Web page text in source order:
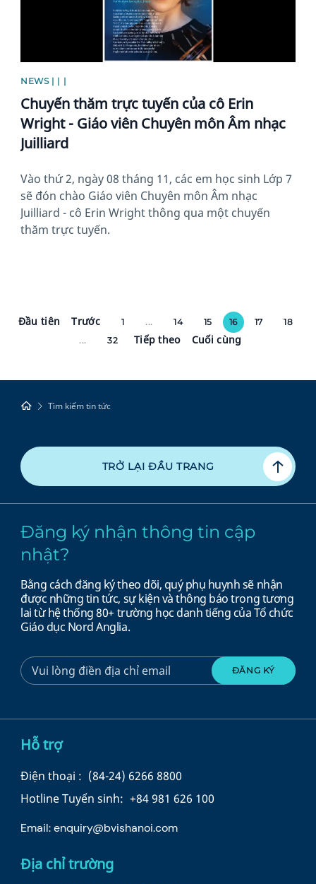
NEWS | | |
Chuyến thăm trực tuyến của cô Erin
Wright - Giáo viên Chuyên môn Âm nhạc
Juilliard
Vào thứ 2, ngày 08 tháng 11, các em học sinh Lớp 7
sẽ đón chào Giáo viên Chuyên môn Âm nhạc
Juilliard - cô Erin Wright thông qua một chuyến
thăm trực tuyến.
Đầu tiên Trước 1 ... 14 15 16 17
18
...
32 Tiếp theo Cuối cùng
Tìm kiếm tin tức
TRỞ LẠI ĐẦU TRANG
Đăng ký nhận thông tin cập
nhật?
Bằng cách đăng ký theo dõi, quý phụ huynh sẽ nhận
được những tin tức, sự kiện và thông báo trong tương
lai từ hệ thống 80+ trường học danh tiếng của Tổ chức
Giáo dục Nord Anglia.
Hỗ trợ
Điện thoại : (84-24) 6266 8800
Hotline Tuyển sinh: +84 981 626 100
Email:enquiry@bvishanoi.com
Địa chỉ trường